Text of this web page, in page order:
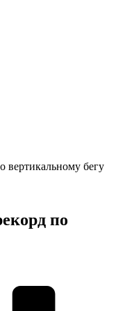
вертикальному бегу
по